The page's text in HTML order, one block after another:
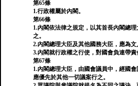
第65條
1.行政權屬於內閣。
第66條
1.內閣依法律之規定，以其首長內閣總
之。
2.內閣總理大臣及其他國務大臣，應為文
3.內閣就行政權之行使，對國會負連帶責
第67條
1.內閣總理大臣，由國會議員中，經國
應優先於其他一切議案行之。